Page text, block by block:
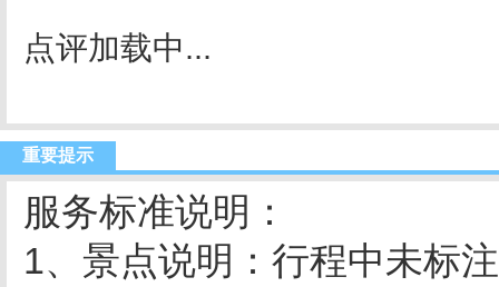
点评加载中...
重要提示
服务标准说明：
1、景点说明：行程中未标